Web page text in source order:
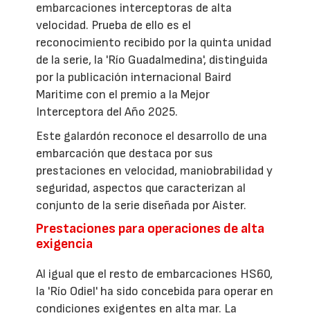
embarcaciones interceptoras de alta
velocidad. Prueba de ello es el
reconocimiento recibido por la quinta unidad
de la serie, la 'Río Guadalmedina', distinguida
por la publicación internacional Baird
Maritime con el premio a la Mejor
Interceptora del Año 2025.
Este galardón reconoce el desarrollo de una
embarcación que destaca por sus
prestaciones en velocidad, maniobrabilidad y
seguridad, aspectos que caracterizan al
conjunto de la serie diseñada por Aister.
Prestaciones para operaciones de alta
exigencia
Al igual que el resto de embarcaciones HS60,
la 'Río Odiel' ha sido concebida para operar en
condiciones exigentes en alta mar. La